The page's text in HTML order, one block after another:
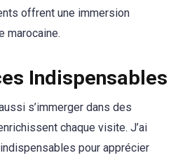
offrent une immersion
marocaine.
Indispensables
s’immerger dans des
chaque visite. J’ai
pour apprécier